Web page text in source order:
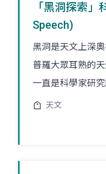
「黑洞探索」
Speech)
黑洞是天文上深
普羅大眾耳熟的
一直是科學家研
天文